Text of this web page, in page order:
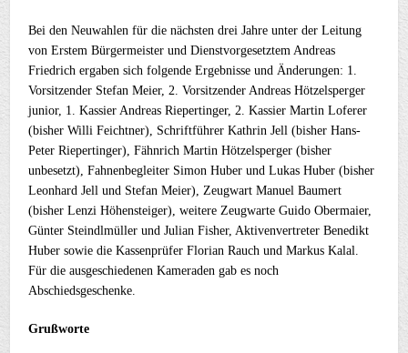
Bei den Neuwahlen für die nächsten drei Jahre unter der Leitung
von Erstem Bürgermeister und Dienstvorgesetztem Andreas
Friedrich ergaben sich folgende Ergebnisse und Änderungen: 1.
Vorsitzender Stefan Meier, 2. Vorsitzender Andreas Hötzelsperger
junior, 1. Kassier Andreas Riepertinger, 2. Kassier Martin Loferer
(bisher Willi Feichtner), Schriftführer Kathrin Jell (bisher Hans-
Peter Riepertinger), Fähnrich Martin Hötzelsperger (bisher
unbesetzt), Fahnenbegleiter Simon Huber und Lukas Huber (bisher
Leonhard Jell und Stefan Meier), Zeugwart Manuel Baumert
(bisher Lenzi Höhensteiger), weitere Zeugwarte Guido Obermaier,
Günter Steindlmüller und Julian Fisher, Aktivenvertreter Benedikt
Huber sowie die Kassenprüfer Florian Rauch und Markus Kalal.
Für die ausgeschiedenen Kameraden gab es noch
Abschiedsgeschenke.
Grußworte